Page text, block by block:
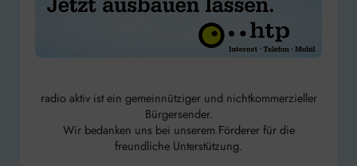
radio aktiv ist ein gemeinnütziger und nichtkommerzieller
Bürgersender.
Wir bedanken uns bei unserem Förderer für die
freundliche Unterstützung.